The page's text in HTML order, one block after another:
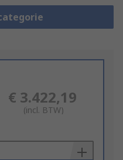
€ 3.422,19
(incl. BTW)